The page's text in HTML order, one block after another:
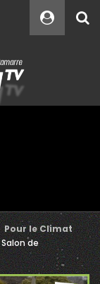
Pour le Climat
de